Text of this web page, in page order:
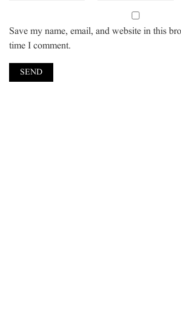
Save my name, email, and website in this
time I comment.